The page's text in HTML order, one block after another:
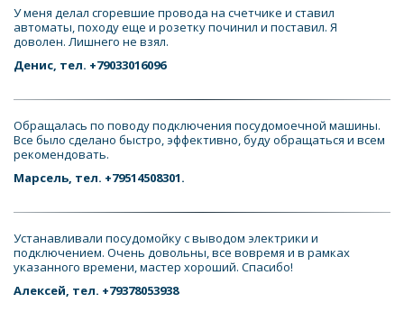
У меня делал сгоревшие провода на счетчике и ставил
автоматы, походу еще и розетку починил и поставил. Я
доволен. Лишнего не взял.
Денис, тел. +79033016096
Обращалась по поводу подключения посудомоечной машины.
Все было сделано быстро, эффективно, буду обращаться и всем
рекомендовать.
Марсель, тел. +79514508301.
Устанавливали посудомойку с выводом электрики и
подключением. Очень довольны, все вовремя и в рамках
указанного времени, мастер хороший. Спасибо!
Алексей, тел. +79378053938